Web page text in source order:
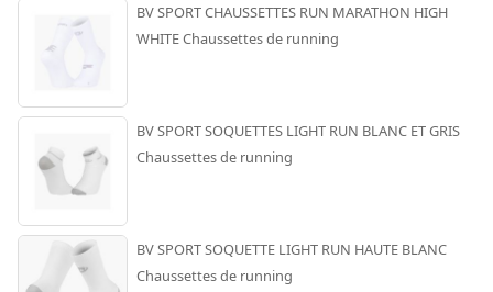
BV SPORT CHAUSSETTES RUN MARATHON HIGH
WHITE Chaussettes de running
BV SPORT SOQUETTES LIGHT RUN BLANC ET GRIS
Chaussettes de running
BV SPORT SOQUETTE LIGHT RUN HAUTE BLANC
Chaussettes de running